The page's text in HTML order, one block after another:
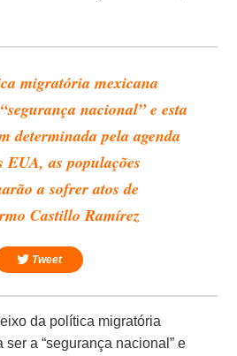
migratória mexicana
nacional” e esta
determinada pela agenda
as populações
a sofrer atos de
Castillo Ramírez
Tweet
da política migratória
a “segurança nacional” e